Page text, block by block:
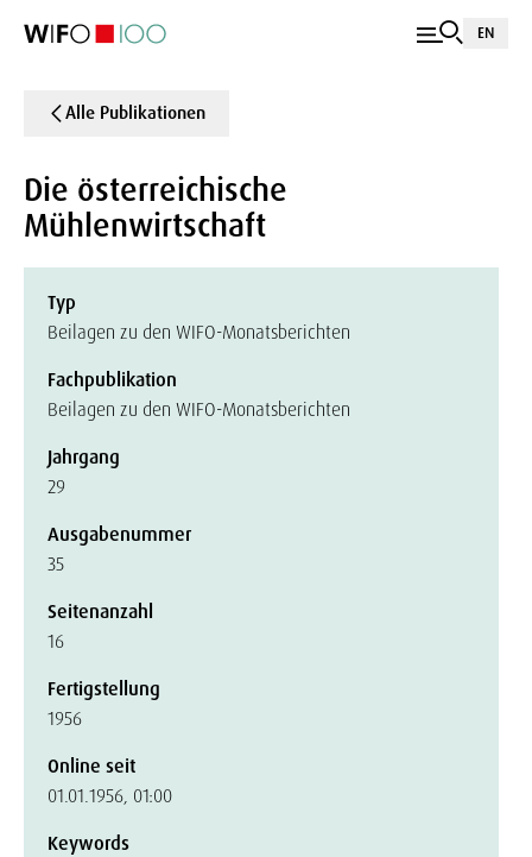
EN
Alle Publikationen
Die österreichische
Mühlenwirtschaft
Typ
Beilagen zu den WIFO-Monatsberichten
Fachpublikation
Beilagen zu den WIFO-Monatsberichten
Jahrgang
29
Ausgabenummer
35
Seitenanzahl
16
Fertigstellung
1956
Online seit
01.01.1956, 01:00
Keywords